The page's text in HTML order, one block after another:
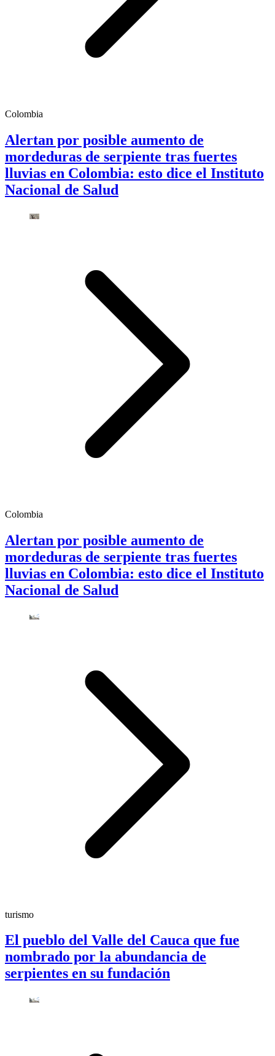
Colombia
Alertan por posible aumento de
mordeduras de serpiente tras fuertes
lluvias en Colombia: esto dice el Instituto
Nacional de Salud
Colombia
Alertan por posible aumento de
mordeduras de serpiente tras fuertes
lluvias en Colombia: esto dice el Instituto
Nacional de Salud
turismo
El pueblo del Valle del Cauca que fue
nombrado por la abundancia de
serpientes en su fundación